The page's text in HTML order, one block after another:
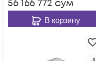
56 166 772 сум
В корзину